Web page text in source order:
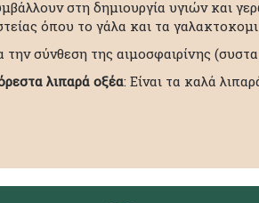
στη δημιουργία υγιών και
όπου το γάλα και τα
την σύνθεση της αιμοσφαιρίνης
λιπαρά οξέα: Είναι τα καλά